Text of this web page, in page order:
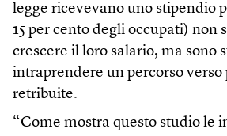
legge ricevevano uno stipendio
15 per cento degli occupati) non
crescere il loro salario, ma sono
intraprendere un percorso
retribuite.
“Come mostra questo studio le